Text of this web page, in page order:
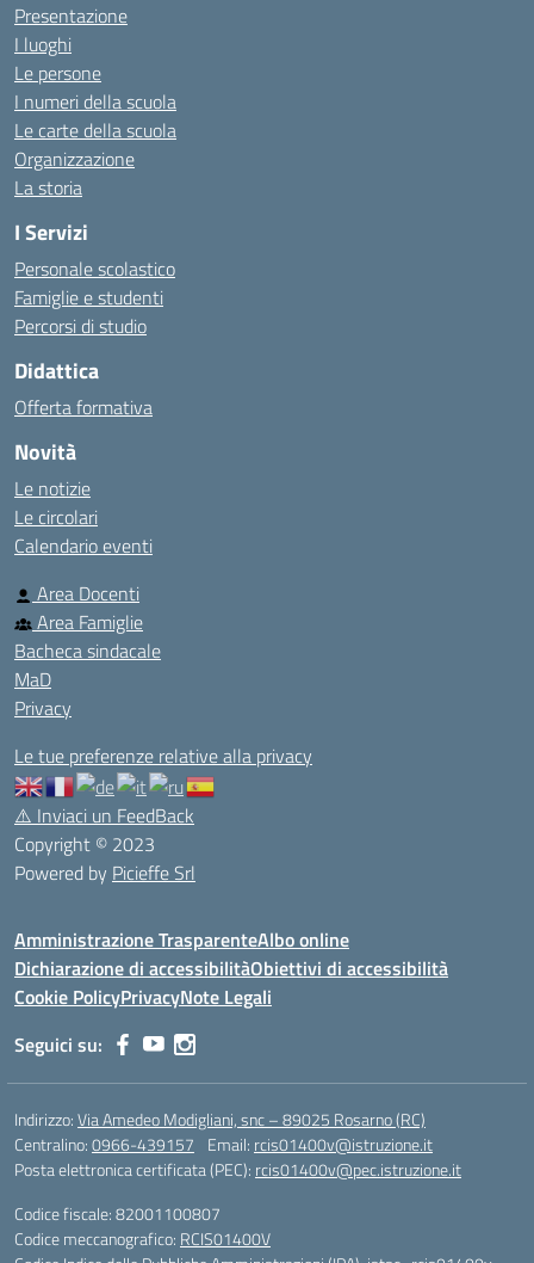
Presentazione
I luoghi
Le persone
I numeri della scuola
Le carte della scuola
Organizzazione
La storia
I Servizi
Personale scolastico
Famiglie e studenti
Percorsi di studio
Didattica
Offerta formativa
Novità
Le notizie
Le circolari
Calendario eventi
Area Docenti
Area Famiglie
Bacheca sindacale
MaD
Privacy
Le tue preferenze relative alla privacy
⚠️ Inviaci un FeedBack
Copyright © 2023
Powered by Picieffe Srl
Amministrazione TrasparenteAlbo online
Dichiarazione di accessibilitàObiettivi di accessibilità
Cookie PolicyPrivacyNote Legali
Seguici su:
Indirizzo:Via Amedeo Modigliani, snc – 89025 Rosarno (RC)
Centralino:0966-439157 Email: rcis01400v@istruzione.it
Posta elettronica certificata (PEC): rcis01400v@pec.istruzione.it
Codice fiscale: 82001100807
Codice meccanografico: RCIS01400V